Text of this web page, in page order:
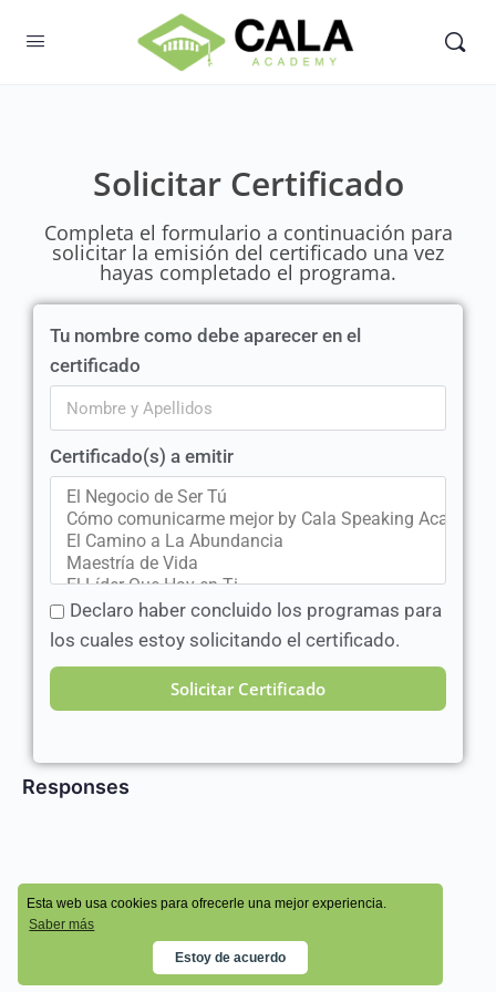
Esta web usa cookies para ofrecerle una mejor experiencia.
Saber más
Estoy de acuerdo
Solicitar Certificado
Completa el formulario a continuación para
solicitar la emisión del certificado una vez
hayas completado el programa.
Tu nombre como debe aparecer en el
certificado
Certificado(s) a emitir
Declaro haber concluido los programas para
los cuales estoy solicitando el certificado.
Solicitar Certificado
Responses
© 2026 - Cala Academy